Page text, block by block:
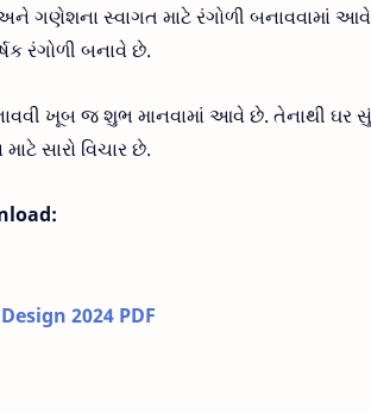
અને ગણેશના સ્વાગત માટે રંગોળી બનાવવામાં
રંગોળી બનાવે છે.
ખૂબ જ શુભ માનવામાં આવે છે. તેનાથી
સારો વિચાર છે.
2024 PDF